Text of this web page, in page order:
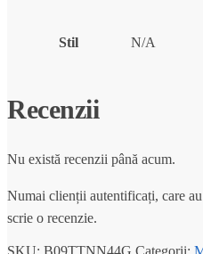
Stil N/A
Recenzii
Nu există recenzii până acum.
Numai clienții autentificați, care
scrie o recenzie.
SKU: B09TTNN44G Categorii: